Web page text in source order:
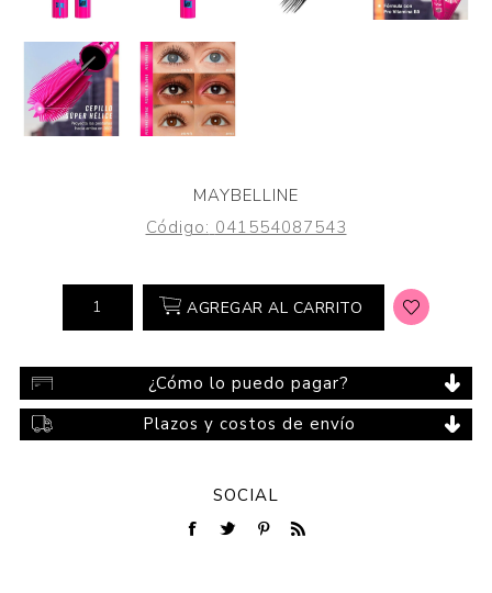
MAYBELLINE
Código: 041554087543
AGREGAR AL CARRITO
¿Cómo lo puedo pagar?
Plazos y costos de envío
SOCIAL